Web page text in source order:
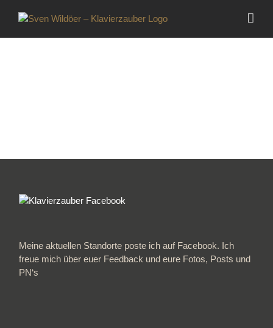
Inhalt
Meine aktuellen Standorte poste ich auf Facebook. Ich
freue mich über euer Feedback und eure Fotos, Posts und
PN‘s